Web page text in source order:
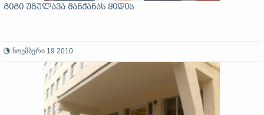
გიგი უგულავა მანქანას ყიდის
ნოემბერი 19 2010